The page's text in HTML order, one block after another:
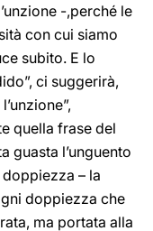
-,perché le
con cui siamo
subito. E lo
ci suggerirà,
quella frase del
guasta l’unguento
– la
doppiezza che
ma portata alla